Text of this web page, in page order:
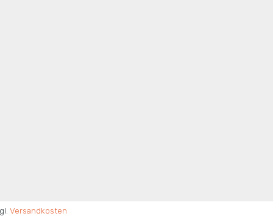
Versandkosten